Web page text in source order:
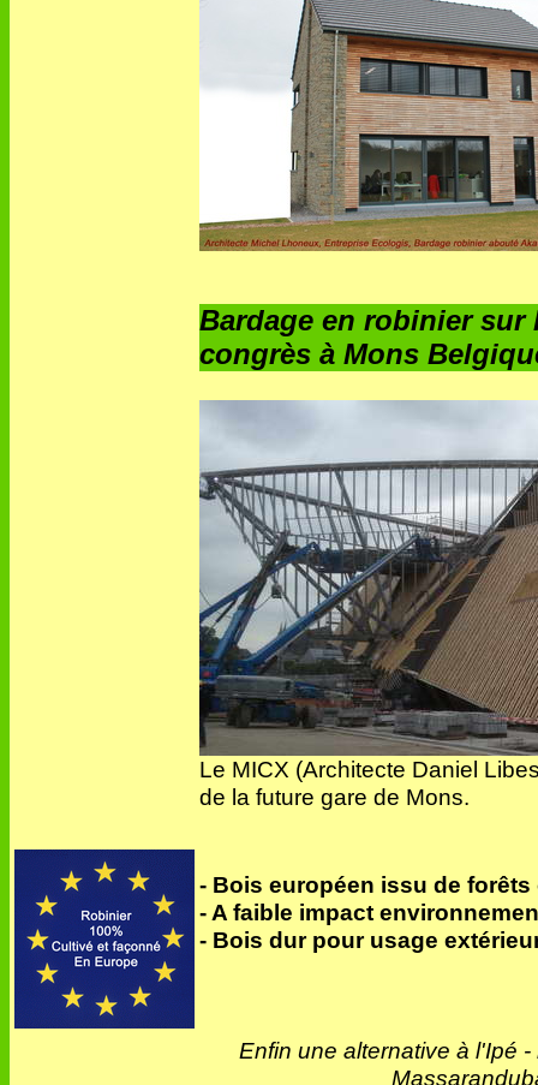
Bardage en robinier sur
congrès à Mons
Le MICX (Architecte Daniel
de la future gare de Mons.
- Bois européen issu de
- A faible impact
- Bois dur pour usage
Enfin une alternative à l'Ipé